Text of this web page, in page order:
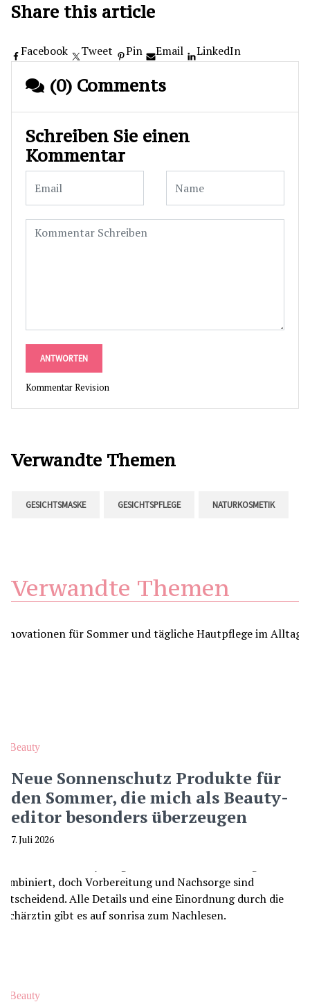
Share this article
Facebook Tweet Pin Email LinkedIn
(0) Comments
Schreiben Sie einen
Kommentar
ANTWORTEN
Kommentar Revision
Verwandte Themen
GESICHTSMASKE GESICHTSPFLEGE NATURKOSMETIK
Verwandte Themen
Beauty
Neue Sonnenschutz Produkte für
den Sommer, die mich als Beauty-
editor besonders überzeugen
7. Juli 2026
Beauty